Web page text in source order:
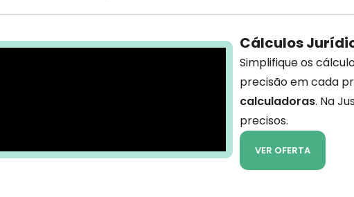
Cálculos
Simplifique os
precisão em cada
calculadoras. Na
precisos.
VER OFERTA